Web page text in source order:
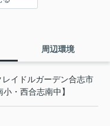
周辺環境
イドルガーデン合志市
・西合志南中】